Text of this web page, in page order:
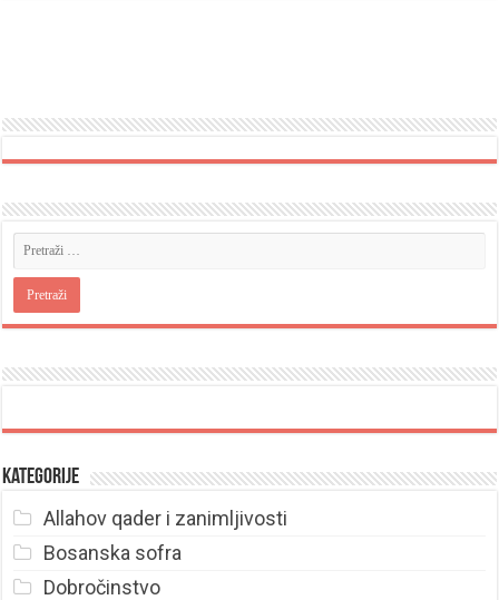
Kategorije
Allahov qader i zanimljivosti
Bosanska sofra
Dobročinstvo